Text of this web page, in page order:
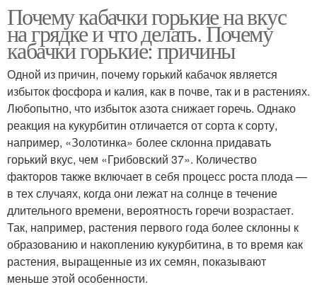
Почему кабачки горькие на вкус
на грядке и что делать. Почему
кабачки горькие: причины
Одной из причин, почему горький кабачок является
избыток фосфора и калия, как в почве, так и в растениях.
Любопытно, что избыток азота снижает горечь. Однако
реакция на кукурбитин отличается от сорта к сорту,
например, «Золотинка» более склонна придавать
горький вкус, чем «Грибовский 37». Количество
факторов также включает в себя процесс роста плода —
в тех случаях, когда они лежат на солнце в течение
длительного времени, вероятность горечи возрастает.
Так, например, растения первого года более склонны к
образованию и накоплению кукурбитина, в то время как
растения, выращенные из их семян, показывают
меньше этой особенности.